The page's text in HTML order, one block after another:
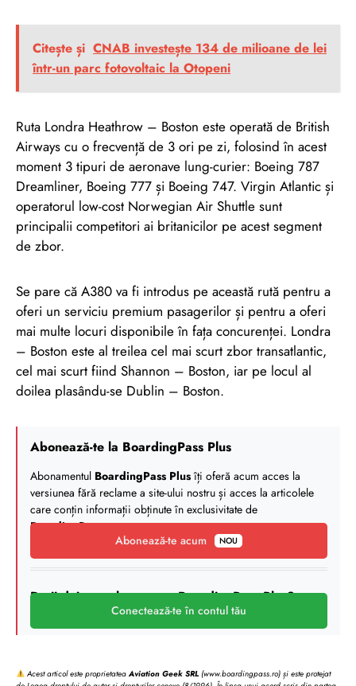
Citește și CNAB investește 134 de milioane de lei
într-un parc fotovoltaic la Otopeni
Ruta Londra Heathrow – Boston este operată de British
Airways cu o frecvență de 3 ori pe zi, folosind în acest
moment 3 tipuri de aeronave lung-curier: Boeing 787
Dreamliner, Boeing 777 și Boeing 747. Virgin Atlantic și
operatorul low-cost Norwegian Air Shuttle sunt
principalii competitori ai britanicilor pe acest segment
de zbor.
Se pare că A380 va fi introdus pe această rută pentru a
oferi un serviciu premium pasagerilor și pentru a oferi
mai multe locuri disponibile în fața concurenței. Londra
– Boston este al treilea cel mai scurt zbor transatlantic,
cel mai scurt fiind Shannon – Boston, iar pe locul al
doilea plasându-se Dublin – Boston.
Abonează-te la BoardingPass Plus
Abonamentul BoardingPass Plusîți oferă acum acces la
versiunea fără reclame a site-ului nostru și acces la articolele
care conțin informații obținute în exclusivitate de
BoardingPass.
Abonează-te acum
NOU
Deții deja un abonament BoardingPass Plus?
Conectează-te în contul tău
Acest articol este proprietateaAviation Geek SRL (www.boardingpass.ro) și este protejat